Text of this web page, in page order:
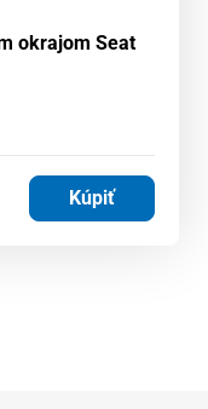
okrajom Seat
Kúpiť